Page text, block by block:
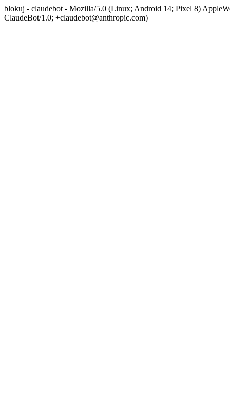
blokuj - claudebot - Mozilla/5.0 (Linux; Android 14; Pixel 8)
ClaudeBot/1.0; +claudebot@anthropic.com)